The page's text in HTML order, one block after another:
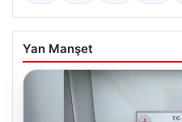
Yan Manşet